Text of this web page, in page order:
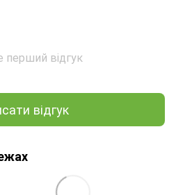
перший відгук
відгук